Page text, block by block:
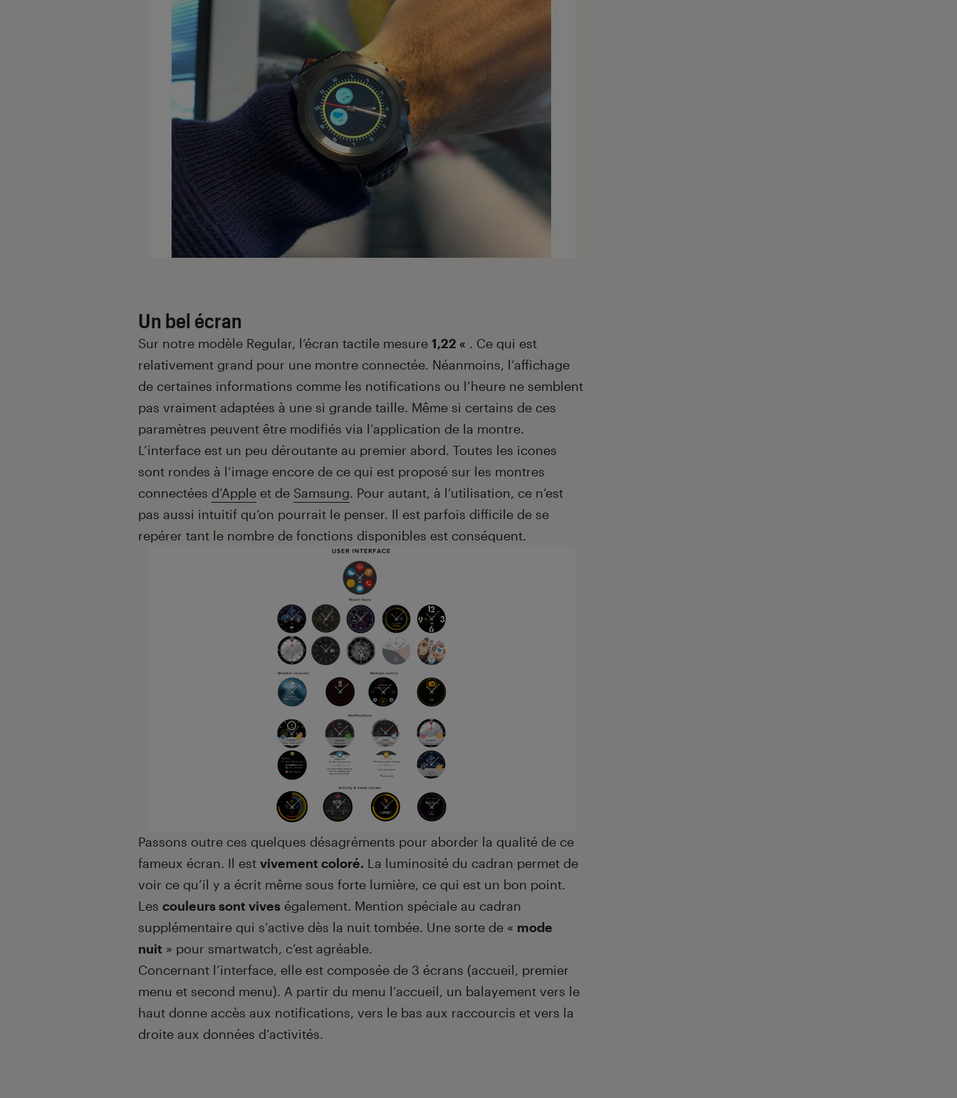
Un bel écran
Sur notre modèle Regular, l’écran tactile mesure 1,22 « . Ce qui est
relativement grand pour une montre connectée. Néanmoins, l’affichage
de certaines informations comme les notifications ou l’heure ne semblent
pas vraiment adaptées à une si grande taille. Même si certains de ces
paramètres peuvent être modifiés via l’application de la montre.
L’interface est un peu déroutante au premier abord. Toutes les icones
sont rondes à l’image encore de ce qui est proposé sur les montres
connectées d’Apple et de Samsung. Pour autant, à l’utilisation, ce n’est
pas aussi intuitif qu’on pourrait le penser. Il est parfois difficile de se
repérer tant le nombre de fonctions disponibles est conséquent.
Passons outre ces quelques désagréments pour aborder la qualité de ce
fameux écran. Il est vivement coloré. La luminosité du cadran permet de
voir ce qu’il y a écrit même sous forte lumière, ce qui est un bon point.
Les couleurs sont vives également. Mention spéciale au cadran
supplémentaire qui s’active dès la nuit tombée. Une sorte de « mode
nuit » pour smartwatch, c’est agréable.
Concernant l’interface, elle est composée de 3 écrans (accueil, premier
menu et second menu). A partir du menu l’accueil, un balayement vers le
haut donne accès aux notifications, vers le bas aux raccourcis et vers la
droite aux données d’activités.